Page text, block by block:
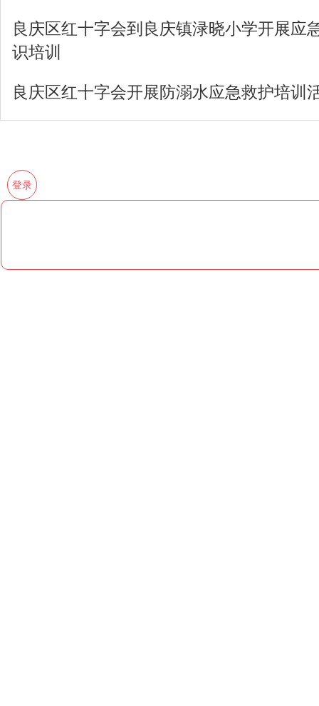
良庆区红十字会到良庆镇渌晓小学开展应
识培训
良庆区红十字会开展防溺水应急救护培训
登录